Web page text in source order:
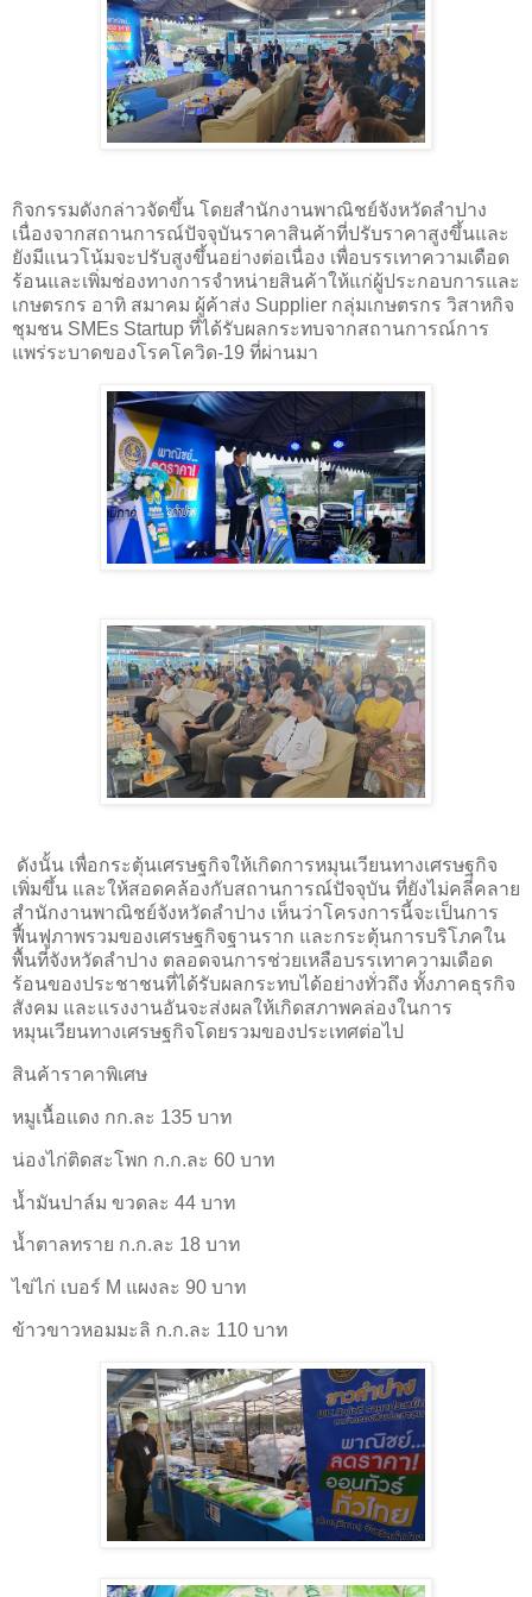
กิจกรรมดังกล่าวจัดขึ้น โดยสำนักงานพาณิชย์จังหวัดลำปาง
เนื่องจากสถานการณ์ปัจจุบันราคาสินค้าที่ปรับราคาสูงขึ้นและ
ยังมีแนวโน้มจะปรับสูงขึ้นอย่างต่อเนื่อง เพื่อบรรเทาความเดือด
ร้อนและเพิ่มช่องทางการจำหน่ายสินค้าให้แก่ผู้ประกอบการและ
เกษตรกร อาทิ สมาคม ผู้ค้าส่ง Supplier กลุ่มเกษตรกร วิสาหกิจ
ชุมชน SMEs Startup ที่ได้รับผลกระทบจากสถานการณ์การ
แพร่ระบาดของโรคโควิด-19 ที่ผ่านมา
ดังนั้น เพื่อกระตุ้นเศรษฐกิจให้เกิดการหมุนเวียนทางเศรษฐกิจ
เพิ่มขึ้น และให้สอดคล้องกับสถานการณ์ปัจจุบัน ที่ยังไม่คลี่คลาย
สำนักงานพาณิชย์จังหวัดลำปาง เห็นว่าโครงการนี้จะเป็นการ
ฟื้นฟูภาพรวมของเศรษฐกิจฐานราก และกระตุ้นการบริโภคใน
พื้นที่จังหวัดลำปาง ตลอดจนการช่วยเหลือบรรเทาความเดือด
ร้อนของประชาชนที่ได้รับผลกระทบได้อย่างทั่วถึง ทั้งภาคธุรกิจ
สังคม และแรงงานอันจะส่งผลให้เกิดสภาพคล่องในการ
หมุนเวียนทางเศรษฐกิจโดยรวมของประเทศต่อไป
สินค้าราคาพิเศษ
หมูเนื้อแดง กก.ละ 135 บาท
น่องไก่ติดสะโพก ก.ก.ละ 60 บาท
น้ำมันปาล์ม ขวดละ 44 บาท
น้ำตาลทราย ก.ก.ละ 18 บาท
ไข่ไก่ เบอร์ M แผงละ 90 บาท
ข้าวขาวหอมมะลิ ก.ก.ละ 110 บาท